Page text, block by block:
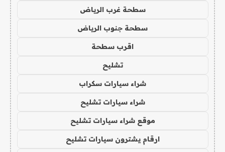
سطحة غرب الرياض
سطحة جنوب الرياض
اقرب سطحة
تشليح
شراء سيارات سكراب
شراء سيارات تشليح
موقع شراء سيارات تشليح
ارقام يشترون سيارات تشليح